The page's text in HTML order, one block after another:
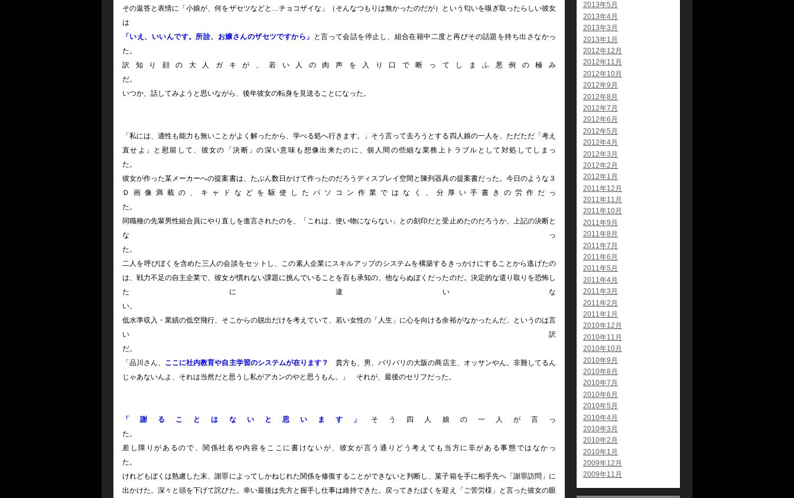
その返答と表情に「小娘が、何をザセツなどと…チョコザイな」（そんなつもりは無かったのだが）という匂いを嗅ぎ取ったらしい彼女
「いえ、いいんです。所詮、お嬢さんのザセツですから」
と言って会話を停止し、組合在籍中二度と再びその話題を持ち出さなかっ
た
訳知り顔の大人ガキが、若い人の肉声を入り口で断ってしまふ悪例の極み
いつか、話してみようと思いながら、後年彼女の転身を見送ることになった。
「私には、適性も能力も無いことがよく解ったから、学べる処へ行きます。」そう言って去ろうとする四人娘の一人を、ただただ「考え
直せよ」と慰留して、彼女の「決断」の深い意味も想像出来たのに、個人間の些細な業務上トラブルとして対処してしまっ
た
彼女が作った某メーカーへの提案書は、たぶん数日かけて作ったのだろうディスプレイ空間と陳列器具の提案書だった。今日のような３
Ｄ画像満載の、キャドなどを駆使したパソコン作業ではなく、分厚い手書きの労作だっ
同職種の先輩男性組合員にやり直しを進言されたのを、「これは、使い物にならない」との刻印だと受止めたのだろうか、上記の決断と
なっ
二人を呼びぼくを含めた三人の会談をセットし、この素人企業にスキルアップのシステムを構築するきっかけにすることから逃げたの
は、戦力不足の自主企業で、彼女が慣れない課題に挑んでいることを百も承知の、他ならぬぼくだったのだ。決定的な遣り取りを恐怖し
たに違いな
低水準収入・業績の低空飛行、そこからの脱出だけを考えていて、若い女性の「人生」に心を向ける余裕がなかったんだ、というのは言
い訳
だ
「品川さん、 ここに社内教育や自主学習のシステムが在ります？
貴方も、男、バリバリの大阪の商店主、オッサンやん。非難してるん
じゃあないんよ、それは当然だと思うし私がアカンのやと思うもん。」 それが、最後のセリフだった。
「謝ることはないと思います」 そう四人娘の一人が言っ
た
差し障りがあるので、関係社名や内容をここに書けないが、彼女が言う通りどう考えても当方に非がある事態ではなかっ
けれどもぼくは熟慮した末、謝罪によってしかねじれた関係を修復することができないと判断し、菓子箱を手に相手先へ「謝罪訪問」に
出かけた。深々と頭を下げて詫びた。幸い最後は先方と握手し仕事は維持できた。戻ってきたぼくを迎え「ご苦労様」と言った彼女の眼
2013年5月
2013年4月
2013年3月
2013年1月
2012年12月
2012年11月
2012年10月
2012年9月
2012年8月
2012年7月
2012年6月
2012年5月
2012年4月
2012年3月
2012年2月
2012年1月
2011年12月
2011年11月
2011年10月
2011年9月
2011年8月
2011年7月
2011年6月
2011年5月
2011年4月
2011年3月
2011年2月
2011年1月
2010年12月
2010年11月
2010年10月
2010年9月
2010年8月
2010年7月
2010年6月
2010年5月
2010年4月
2010年3月
2010年2月
2010年1月
2009年12月
2009年11月